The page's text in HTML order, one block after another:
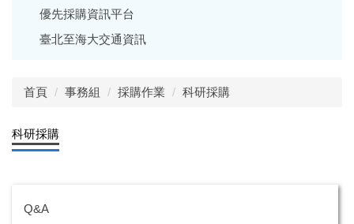
優先採購資訊平台
臺北至海大交通資訊
首頁 事務組 採購作業 科研採購
科研採購
Q&A